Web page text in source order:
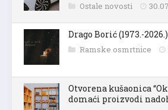
Ostale novosti
Drago Borić (1973.-2026.)
Ramske osmrtnice
Otvorena kušaonica
domaći proizvodi